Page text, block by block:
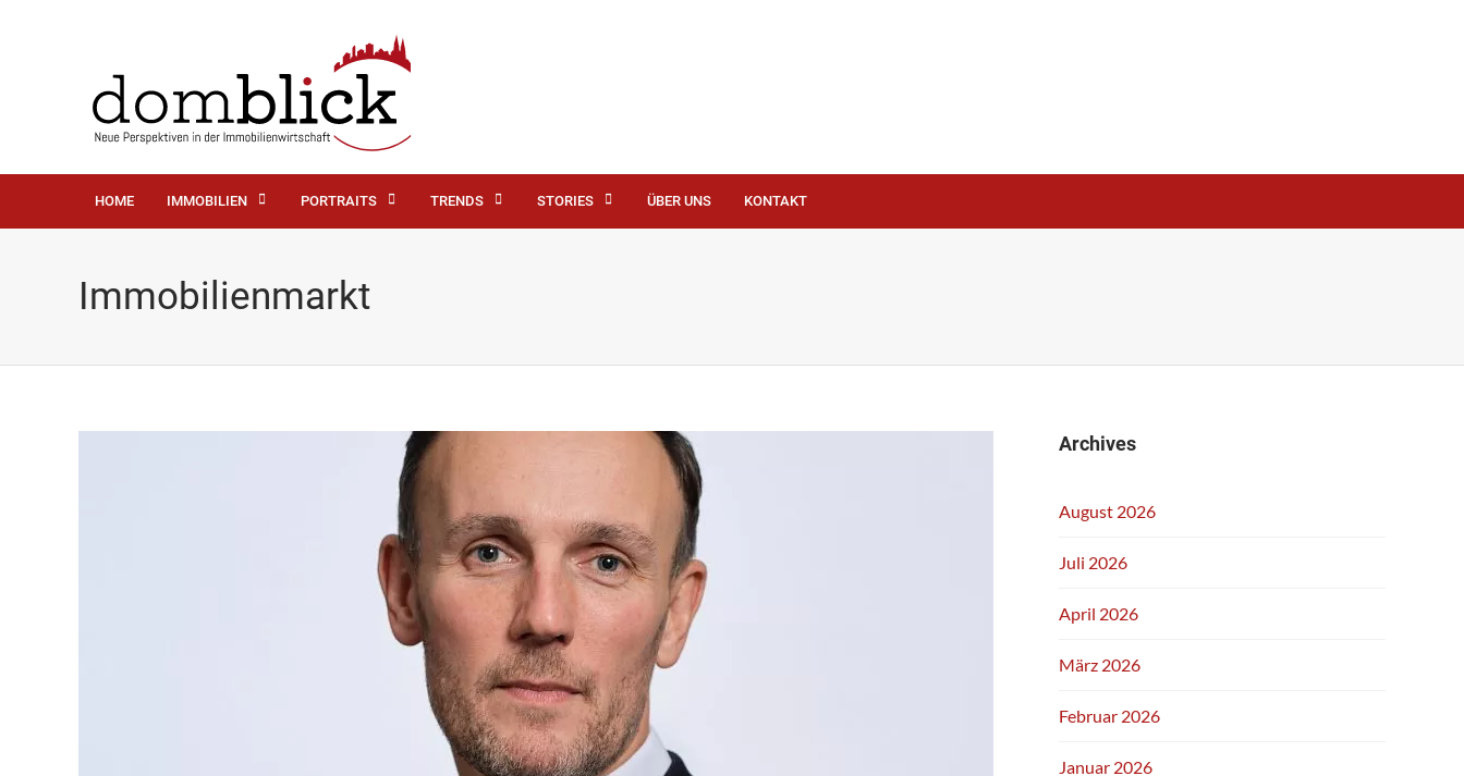
HOME IMMOBILIEN PORTRAITS TRENDS STORIES ÜBER UNS KONTAKT
Immobilienmarkt
Archives
August 2026
Juli 2026
April 2026
März 2026
Februar 2026
Januar 2026